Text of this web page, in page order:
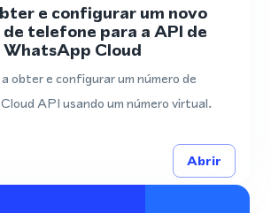
e configurar um novo
telefone para a API de
WhatsApp Cloud
obter e configurar um número de
API usando um número virtual.
Abrir